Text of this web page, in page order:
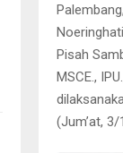
Pisah
MSCE.,
(Jum’at,